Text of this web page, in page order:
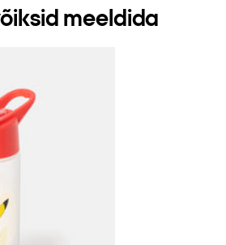
meeldida